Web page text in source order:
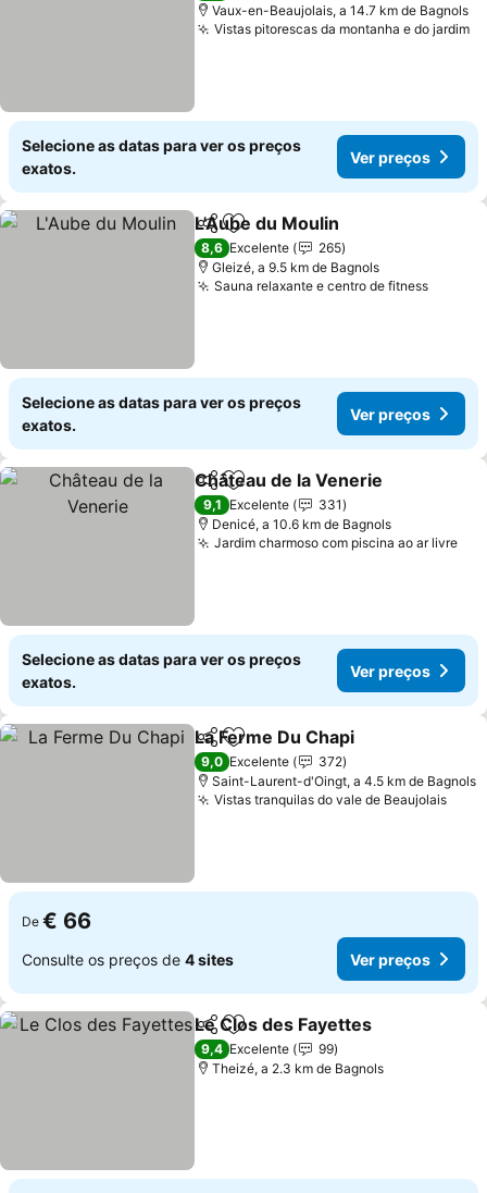
Vaux-en-Beaujolais, a 14.7 km de Bagnols
Vistas pitorescas da montanha e do jardim
Selecione as datas para ver os preços
exatos.
Ver preços
PartilharAdicionar aos favoritos
L'Aube du Moulin
8,6 Excelente
265
Gleizé, a 9.5 km de Bagnols
Sauna relaxante e centro de fitnessVer
Selecione as datas para ver os preços
exatos.
Ver preços
PartilharAdicionar aos favoritos
Château de la Venerie
9,1 Excelente
331
Denicé, a 10.6 km de Bagnols
Jardim charmoso com piscina ao ar livre
Selecione as datas para ver os preços
exatos.
Ver preços
PartilharAdicionar aos favoritos
La Ferme Du Chapi
9,0 Excelente
372
Saint-Laurent-d'Oingt, a 4.5 km de Bagnols
Vistas tranquilas do vale de BeaujolaisVer
De € 66
Consulte os preços de 4 sites Ver preços
PartilharAdicionar aos favoritos
Le Clos des Fayettes
9,4 Excelente
99
Theizé, a 2.3 km de Bagnols